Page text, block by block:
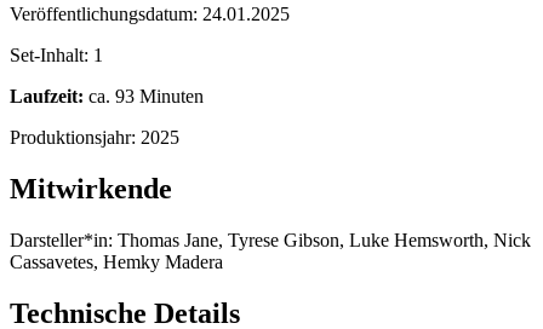
Veröffentlichungsdatum: 24.01.2025
Set-Inhalt: 1
Laufzeit: ca. 93 Minuten
Produktionsjahr: 2025
Mitwirkende
Darsteller*in: Thomas Jane, Tyrese Gibson, Luke Hemsworth, Nick
Cassavetes, Hemky Madera
Technische Details